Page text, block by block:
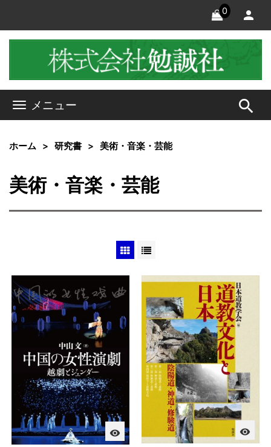
0
メニュー search
ホーム 研究書 美術・音楽・芸能
美術・音楽・芸能
visibility visibility